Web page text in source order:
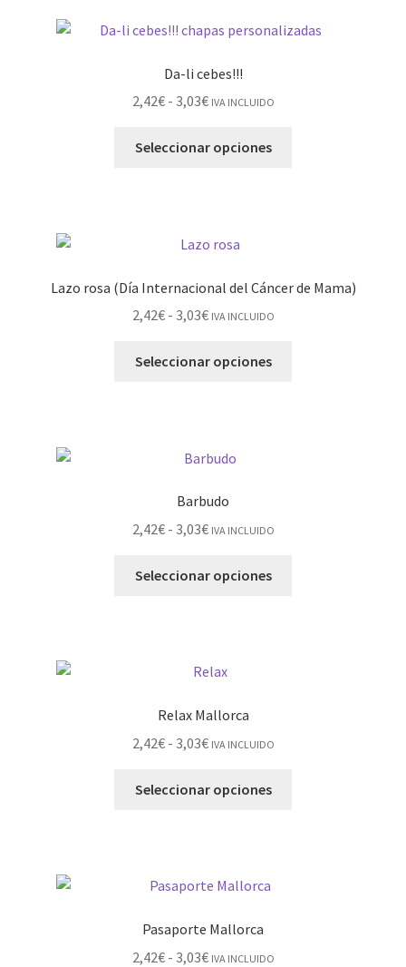
Da-li cebes!!!
2,42€ - 3,03€ IVA INCLUIDO
Seleccionar opciones
Lazo rosa (Día Internacional del Cáncer de Mama)
2,42€ - 3,03€ IVA INCLUIDO
Seleccionar opciones
Barbudo
2,42€ - 3,03€ IVA INCLUIDO
Seleccionar opciones
Relax Mallorca
2,42€ - 3,03€ IVA INCLUIDO
Seleccionar opciones
Pasaporte Mallorca
2,42€ - 3,03€ IVA INCLUIDO